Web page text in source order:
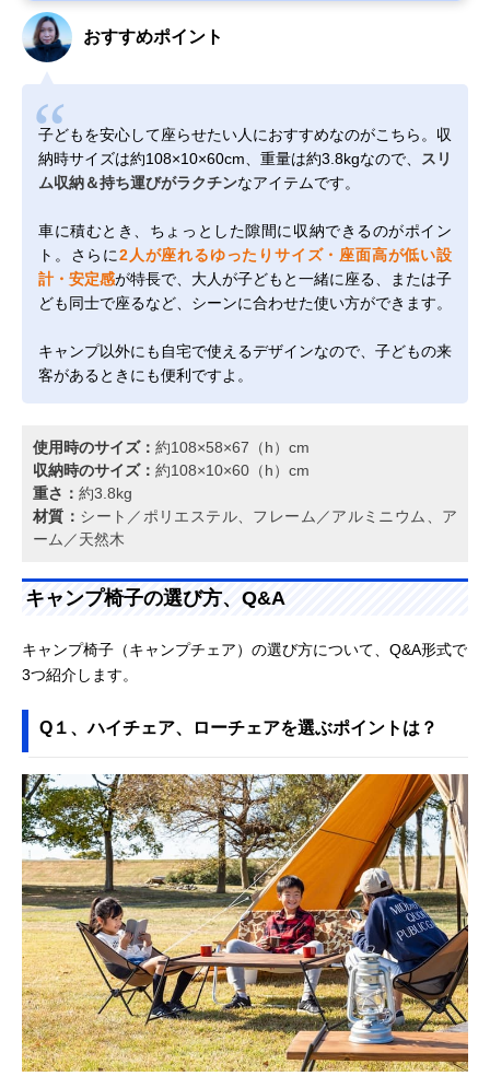
おすすめポイント
子どもを安心して座らせたい人におすすめなのがこちら。収
納時サイズは約108×10×60cm、重量は約3.8kgなので、 スリ
ム収納＆持ち運びがラクチンなアイテムです。
車に積むとき、ちょっとした隙間に収納できるのがポイン
ト。さらに2人が座れるゆったりサイズ・座面高が低い設
計・安定感が特長で、大人が子どもと一緒に座る、または子
ども同士で座るなど、シーンに合わせた使い方ができます。
キャンプ以外にも自宅で使えるデザインなので、子どもの来
客があるときにも便利ですよ。
使用時のサイズ： 約108×58×67（h）cm
収納時のサイズ： 約108×10×60（h）cm
重さ： 約3.8kg
材質： シート／ポリエステル、フレーム／アルミニウム、ア
ーム／天然木
キャンプ椅子の選び方、Q&A
キャンプ椅子（キャンプチェア）の選び方について、Q&A形式で
3つ紹介します。
Q１、ハイチェア、ローチェアを選ぶポイントは？